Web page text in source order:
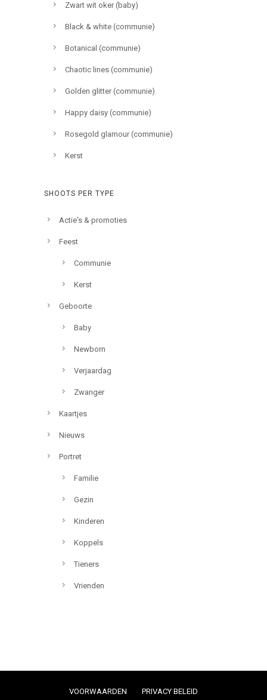
Zwart wit oker (baby)
Black & white (communie)
Botanical (communie)
Chaotic lines (communie)
Golden glitter (communie)
Happy daisy (communie)
Rosegold glamour (communie)
Kerst
SHOOTS PER TYPE
Actie's & promoties
Feest
Communie
Kerst
Geboorte
Baby
Newborn
Verjaardag
Zwanger
Kaartjes
Nieuws
Portret
Familie
Gezin
Kinderen
Koppels
Tieners
Vrienden
VOORWAARDEN PRIVACY BELEID